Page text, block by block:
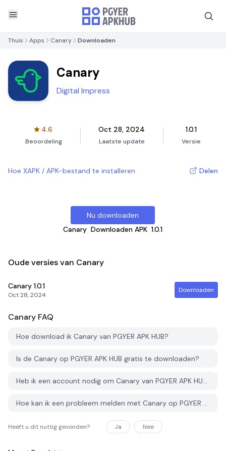
Thuis Apps Canary Downloaden
Canary
Digital Impress
4.6
Beoordeling
Oct 28, 2024
Laatste update
1.0.1
Versie
Hoe XAPK / APK-bestand te installeren Delen
Nu downloaden
Canary Downloaden APK 1.0.1
Oude versies van Canary
Canary 1.0.1
Oct 28, 2024
Downloaden
Canary FAQ
Hoe download ik Canary van PGYER APK HUB?
Is de Canary op PGYER APK HUB gratis te downloaden?
Heb ik een account nodig om Canary van PGYER APK HUB te downloaden?
Hoe kan ik een probleem melden met Canary op PGYER APK HUB?
Heeft u dit nuttig gevonden? Ja Nee